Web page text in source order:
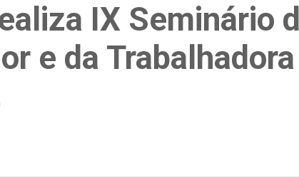
IX Seminário
e da Trabalhadora